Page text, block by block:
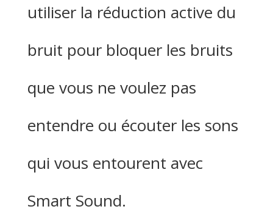
utiliser la réduction active du
bruit pour bloquer les bruits
que vous ne voulez pas
entendre ou écouter les sons
qui vous entourent avec
Smart Sound.